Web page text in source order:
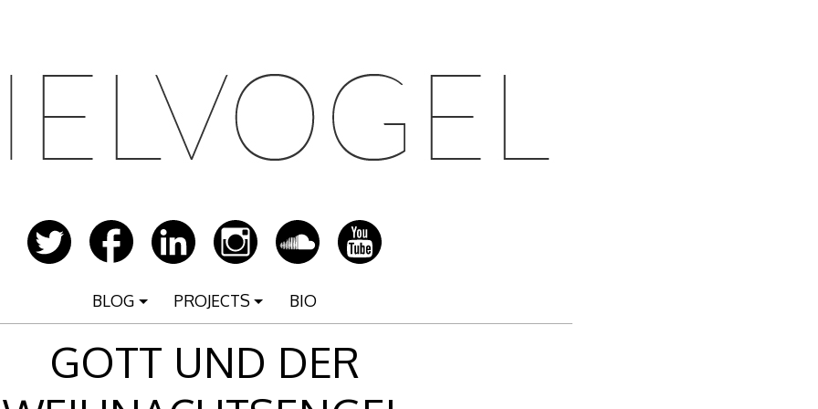
BLOG PROJECTS BIO
GOTT UND DER